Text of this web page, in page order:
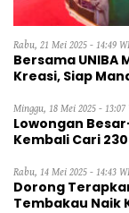
Rabu, 21 Mei 2025 - 14:49
Bersama UNIBA
Kreasi, Siap
Minggu, 18 Mei 2025 - 13:07
Lowongan
Kembali Cari
Rabu, 14 Mei 2025 - 14:43
Dorong
Tembakau Naik